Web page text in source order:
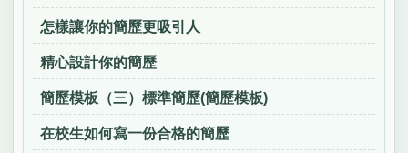
怎樣讓你的簡歷更吸引人
精心設計你的簡歷
簡歷模板（三）標準簡歷(簡歷模板)
在校生如何寫一份合格的簡歷